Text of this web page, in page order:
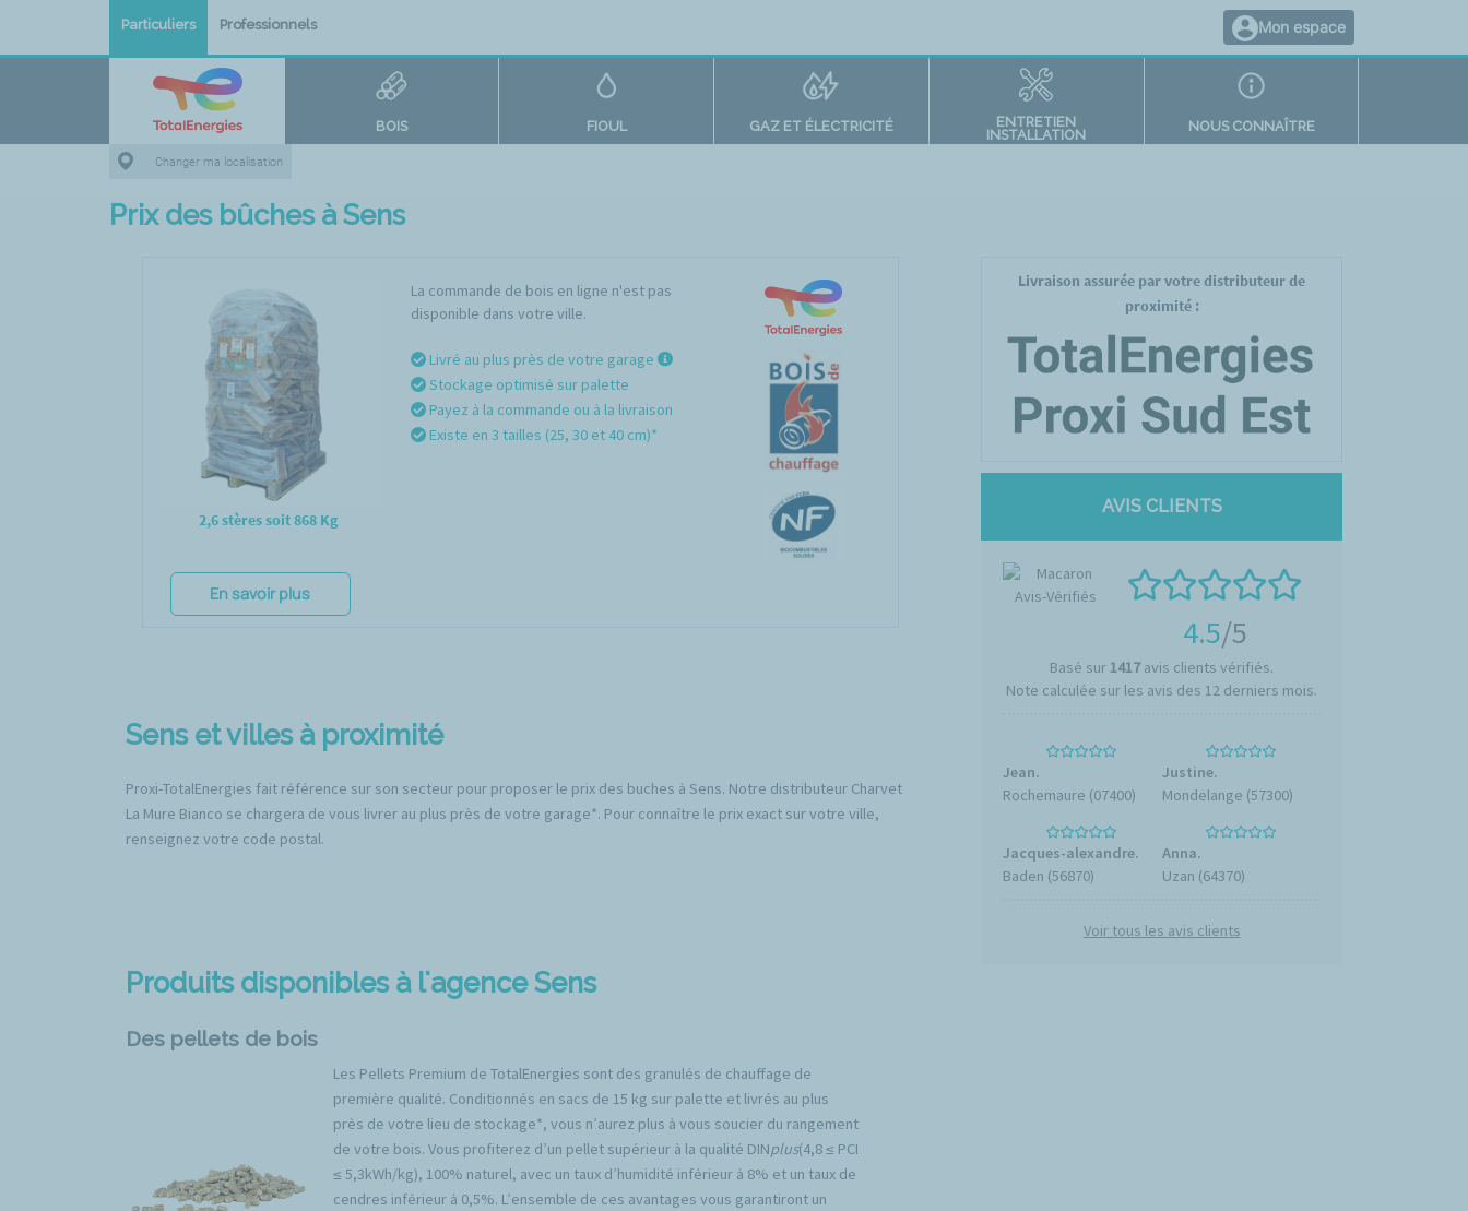
Particuliers Professionnels Mon espace
BOIS FIOUL GAZ ET ÉLECTRICITÉ
ENTRETIEN
INSTALLATION
NOUS CONNAÎTRE
Changer ma localisation
Prix des bûches à Sens
2,6 stères soit 868 Kg
La commande de bois en ligne n'est pas
disponible dans votre ville.
Livré au plus près de votre garage
Stockage optimisé sur palette
Payez à la commande ou à la livraison
Existe en 3 tailles (25, 30 et 40 cm)*
En savoir plus
Sens et villes à proximité
Proxi-TotalEnergies fait référence sur son secteur pour proposer le prix des buches à Sens. Notre distributeur Charvet
La Mure Bianco se chargera de vous livrer au plus près de votre garage*. Pour connaître le prix exact sur votre ville,
renseignez votre code postal.
Produits disponibles à l'agence Sens
Des pellets de bois
Les Pellets Premium de TotalEnergies sont des granulés de chauffage de
première qualité. Conditionnés en sacs de 15 kg sur palette et livrés au plus
près de votre lieu de stockage*, vous n’aurez plus à vous soucier du rangement
de votre bois. Vous profiterez d’un pellet supérieur à la qualité DINplus(4,8 ≤ PCI
≤ 5,3kWh/kg), 100% naturel, avec un taux d’humidité inférieur à 8% et un taux de
cendres inférieur à 0,5%. L’ensemble de ces avantages vous garantiront un
Livraison assurée par votre distributeur de
proximité :
AVIS CLIENTS
4.5/5
Basé sur 1417avis clients vérifiés.
Note calculée sur les avis des 12 derniers mois.
Jean.
Rochemaure (07400)
Justine.
Mondelange (57300)
Jacques-alexandre.
Baden (56870)
Anna.
Uzan (64370)
Voir tous les avis clients